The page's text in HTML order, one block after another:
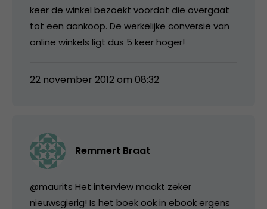
keer de winkel bezoekt voordat die overgaat
tot een aankoop. De werkelijke conversie van
online winkels ligt dus 5 keer hoger!
22 november 2012 om 08:32
Remmert Braat
@maurits Het interview maakt zeker
nieuwsgierig! Is het boek ook in ebook ergens